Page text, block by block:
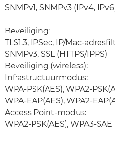
SNMPv1, SNMPv3 (IPv4,
Beveiliging:
TLS1.3, IPSec, IP/Mac-
SNMPv3, SSL (HTTPS/IPPS)
Beveiliging (wireless):
Infrastructuurmodus:
WPA-PSK(AES), WPA2-
WPA-EAP(AES), WPA2-
Access Point-modus:
WPA2-PSK(AES), WPA3-SAE